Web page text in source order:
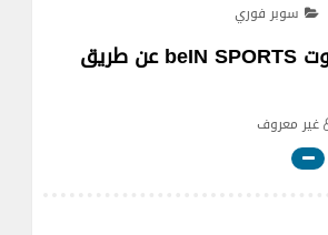
سوبر فوري
إقتراح شحن كروت beIN SPORTS عن طريق
غير معروف